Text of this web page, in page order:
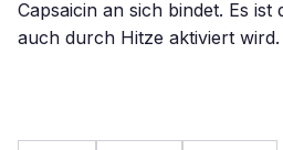
Capsaicin an sich bindet. Es
auch durch Hitze aktiviert wird.